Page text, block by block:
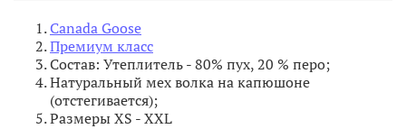
Canada Goose
Премиум класс
Состав: Утеплитель - 80% пух, 20 % перо;
Натуральный мех волка на капюшоне
(отстегивается);
Размеры XS - XXL